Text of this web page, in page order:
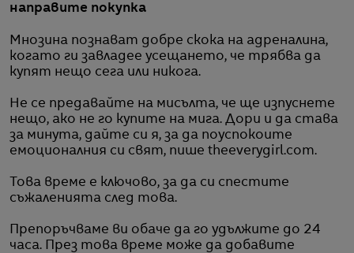
направите покупка
Мнозина познават добре скока на адреналина,
когато ги завладее усещането, че трябва да
купят нещо сега или никога.
Не се предавайте на мисълта, че ще изпуснете
нещо, ако не го купите на мига. Дори и да става
за минута, дайте си я, за да поуспокоите
емоционалния си свят, пише theeverygirl.com.
Това време е ключово, за да си спестите
съжаленията след това.
Препоръчваме ви обаче да го удължите до 24
часа. През това време може да добавите